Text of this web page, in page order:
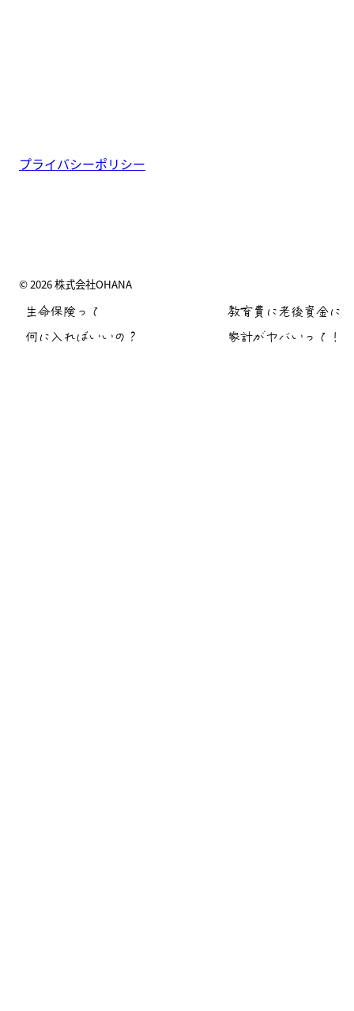
生命保険って
何に入ればいいの？
教育費に老後資金に
家計がヤバいって！
プライバシーポリシー
© 2026 株式会社OHANA